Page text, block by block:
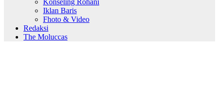
Konseling Rohani
Iklan Baris
Fhoto & Video
Redaksi
The Moluccas